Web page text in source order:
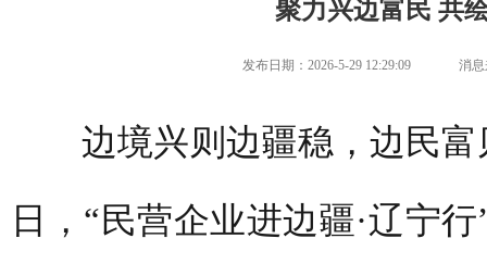
聚力兴边富民 共
发布日期：2026-5-29 12:29:09 消
边境兴则边疆稳，边民富
日，“民营企业进边疆·辽宁